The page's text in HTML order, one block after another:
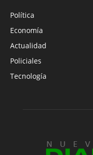
Política
Economía
Actualidad
Policiales
Tecnología